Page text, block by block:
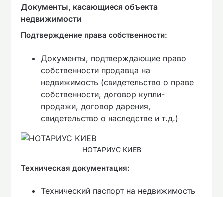
Документы, касающиеся объекта
недвижимости
Подтверждение права собственности:
Документы, подтверждающие право
собственности продавца на
недвижимость (свидетельство о праве
собственности, договор купли-
продажи, договор дарения,
свидетельство о наследстве и т.д.)
НОТАРИУС КИЕВ
Техническая документация:
Технический паспорт на недвижимость